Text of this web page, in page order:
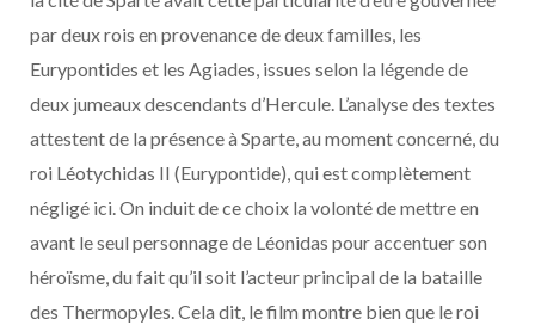
par deux rois en provenance de deux familles, les
Eurypontides et les Agiades, issues selon la légende de
deux jumeaux descendants d’Hercule. L’analyse des textes
attestent de la présence à Sparte, au moment concerné, du
roi Léotychidas II (Eurypontide), qui est complètement
négligé ici. On induit de ce choix la volonté de mettre en
avant le seul personnage de Léonidas pour accentuer son
héroïsme, du fait qu’il soit l’acteur principal de la bataille
des Thermopyles. Cela dit, le film montre bien que le roi